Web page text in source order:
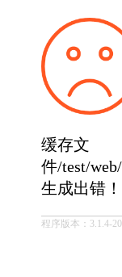
缓存文
件/test/
生成出错
程序版本：3.1.4-